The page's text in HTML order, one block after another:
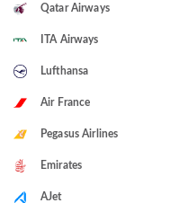
Qatar Airways
ITA Airways
Lufthansa
Air France
Pegasus Airlines
Emirates
AJet